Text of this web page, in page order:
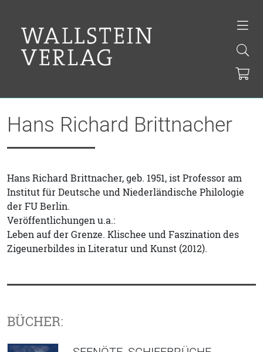
Hans Richard Brittnacher
Hans Richard Brittnacher, geb. 1951, ist Professor am
Institut für Deutsche und Niederländische Philologie
der FU Berlin.
Veröffentlichungen u.a.:
Leben auf der Grenze. Klischee und Faszination des
Zigeunerbildes in Literatur und Kunst (2012).
BÜCHER: